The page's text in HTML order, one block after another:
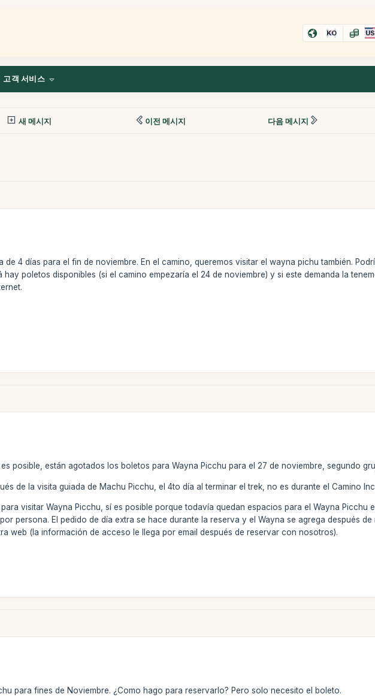
KO
고객 서비스
새 메시지 이전 메시지 다음 메시지
de 4 días para el fin de noviembre. En el camino, queremos visitar el wayna pichu también.
hay poletos disponibles (si el camino empezaría el 24 de noviembre) y si este demanda la
posible, están agotados los boletos para Wayna Picchu para el 27 de noviembre, segundo
de la visita guiada de Machu Picchu, el 4to día al terminar el trek, no es durante el Camino
visitar Wayna Picchu, sí es posible porque todavía quedan espacios para el Wayna Picchu
persona. El pedido de día extra se hace durante la reserva y el Wayna se agrega después
web (la información de acceso le llega por email después de reservar con nosotros).
para fines de Noviembre. ¿Como hago para reservarlo? Pero solo necesito el boleto.